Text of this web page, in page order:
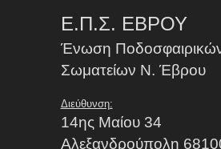
Ε.Π.Σ. ΕΒΡΟΥ
Ένωση
Σωματείων Ν. Έβρου
Διεύθυνση:
14ης Μαίου 34
Αλεξανδρούπολη